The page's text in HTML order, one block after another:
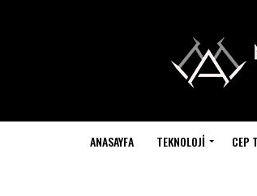
ANASAYFA TEKNOLOJI CEP